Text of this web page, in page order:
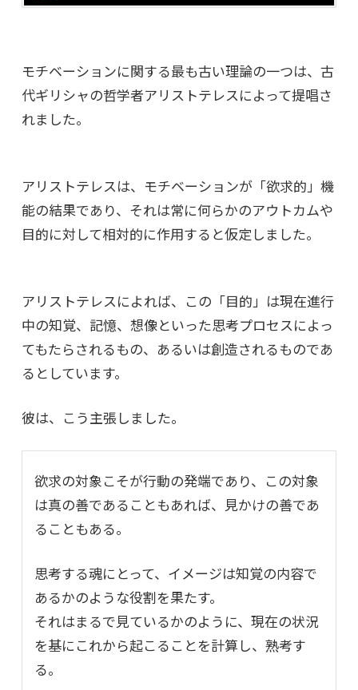
モチベーションに関する最も古い理論の一つは、古
代ギリシャの哲学者アリストテレスによって提唱さ
れました。
アリストテレスは、モチベーションが「欲求的」機
能の結果であり、それは常に何らかのアウトカムや
目的に対して相対的に作用すると仮定しました。
アリストテレスによれば、この「目的」は現在進行
中の知覚、記憶、想像といった思考プロセスによっ
てもたらされるもの、あるいは創造されるものであ
るとしています。
彼は、こう主張しました。
欲求の対象こそが行動の発端であり、この対象
は真の善であることもあれば、見かけの善であ
ることもある。
思考する魂にとって、イメージは知覚の内容で
あるかのような役割を果たす。
それはまるで見ているかのように、現在の状況
を基にこれから起こることを計算し、熟考す
る。